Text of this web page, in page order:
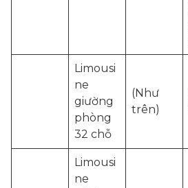
Limousi
ne
giường
phòng
32 chỗ
(Như
trên)
Limousi
ne